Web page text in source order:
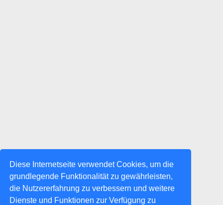
Diese Internetseite verwendet Cookies, um die
grundlegende Funktionalität zu gewährleisten,
die Nutzererfahrung zu verbessern und weitere
Dienste und Funktionen zur Verfügung zu